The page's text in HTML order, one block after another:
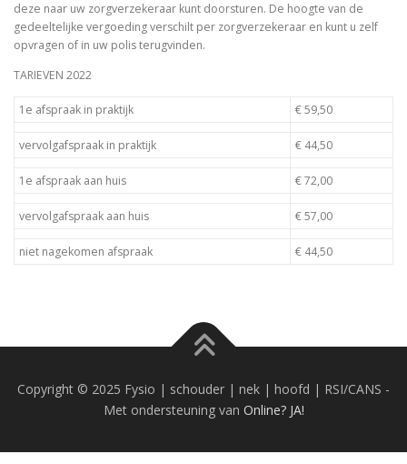
deze naar uw zorgverzekeraar kunt doorsturen. De hoogte van de
gedeeltelijke vergoeding verschilt per zorgverzekeraar en kunt u zelf
opvragen of in uw polis terugvinden.
TARIEVEN 2022
1e afspraak in praktijk € 59,50
vervolgafspraak in praktijk € 44,50
1e afspraak aan huis € 72,00
vervolgafspraak aan huis € 57,00
niet nagekomen afspraak € 44,50
Copyright © 2025 Fysio | schouder | nek | hoofd | RSI/CANS -
Met ondersteuning van Online? JA!